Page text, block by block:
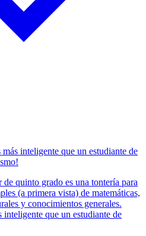
más inteligente que un estudiante de
de quinto grado es una tontería para
(a primera vista) de matemáticas,
y conocimientos generales.
inteligente que un estudiante de